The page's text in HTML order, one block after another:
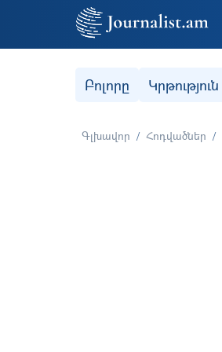
Բոլորը Կրթություն
Գլխավոր Հոդվածներ